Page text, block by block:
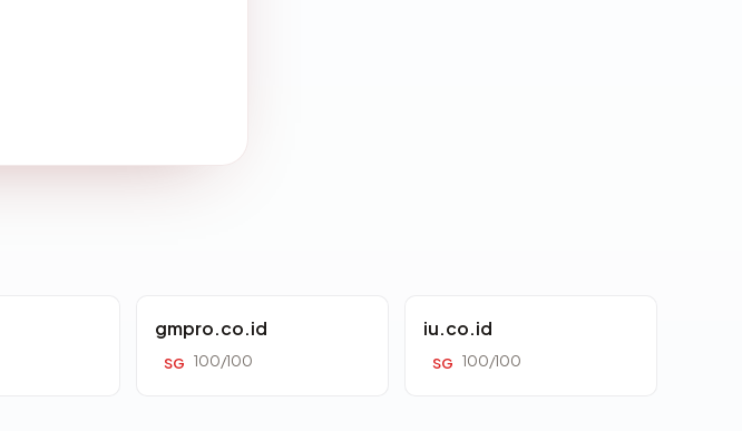
gmpro.co.id
SG 100/100
iu.co.id
SG 100/100